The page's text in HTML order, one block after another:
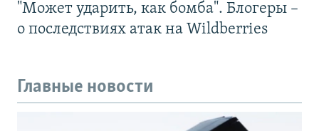
"Может ударить, как бомба". Блогеры –
о последствиях атак на Wildberries
Главные новости